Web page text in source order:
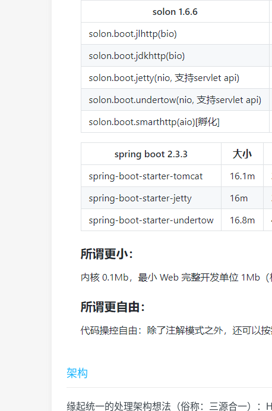
架构
缘起统一的处理架构想法（俗称：三源合一）：